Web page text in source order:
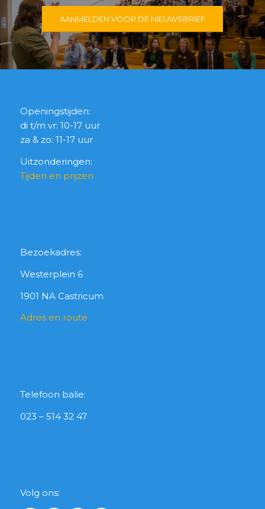
AANMELDEN VOOR DE NIEUWSBRIEF
Openingstijden:
di t/m vr: 10-17 uur
za & zo: 11-17 uur
Uitzonderingen:
Tijden en prijzen
Bezoekadres:
Westerplein 6
1901 NA Castricum
Adres en route
Telefoon balie:
023 – 514 32 47
Volg ons: